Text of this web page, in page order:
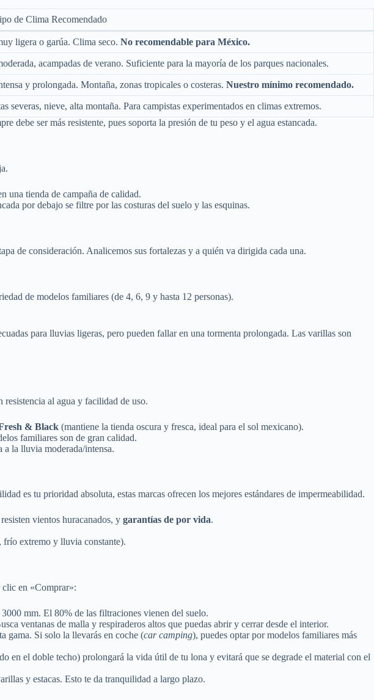
de Clima Recomendado
ligera o garúa. Clima seco. No recomendable para México.
acampadas de verano. Suficiente para la mayoría de los parques nacionales.
y prolongada. Montaña, zonas tropicales o costeras. Nuestro mínimo recomendado.
severas, nieve, alta montaña. Para campistas experimentados en climas extremos.
debe ser más resistente, pues soporta la presión de tu peso y el agua estancada.
una tienda de campaña de calidad.
por debajo se filtre por las costuras del suelo y las esquinas.
de consideración. Analicemos sus fortalezas y a quién va dirigida cada una.
de modelos familiares (de 4, 6, 9 y hasta 12 personas).
para lluvias ligeras, pero pueden fallar en una tormenta prolongada. Las varillas son
resistencia al agua y facilidad de uso.
& Black (mantiene la tienda oscura y fresca, ideal para el sol mexicano).
familiares son de gran calidad.
a la lluvia moderada/intensa.
es tu prioridad absoluta, estas marcas ofrecen los mejores estándares de impermeabilidad.
vientos huracanados, y garantías de por vida.
frío extremo y lluvia constante).
clic en «Comprar»:
mm. El 80% de las filtraciones vienen del suelo.
ventanas de malla y respiraderos altos que puedas abrir y cerrar desde el interior.
gama. Si solo la llevarás en coche (car camping), puedes optar por modelos familiares más
el doble techo) prolongará la vida útil de tu lona y evitará que se degrade el material con el
y estacas. Esto te da tranquilidad a largo plazo.